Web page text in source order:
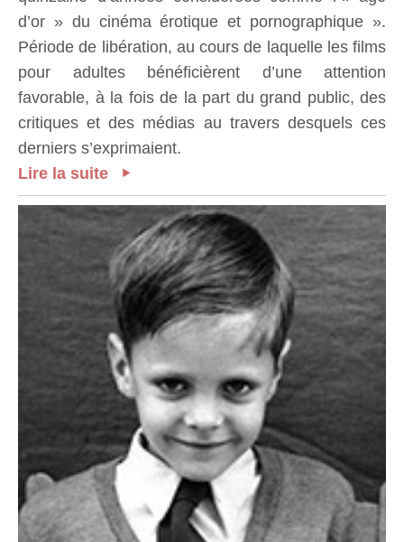
d’or » du cinéma érotique et pornographique ».
Période de libération, au cours de laquelle les films
pour adultes bénéficièrent d’une attention
favorable, à la fois de la part du grand public, des
critiques et des médias au travers desquels ces
derniers s’exprimaient.
Lire la suite